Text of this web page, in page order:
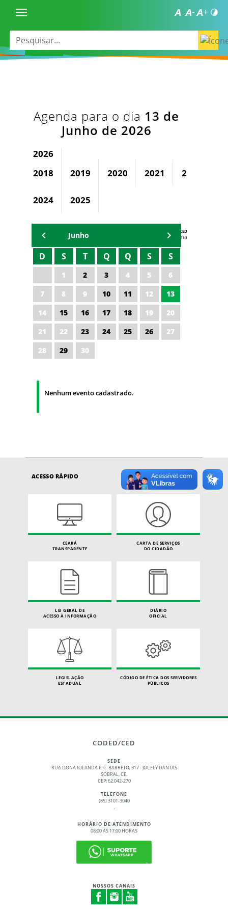
Agenda para o dia 13 de
Junho de 2026
2026
2018
2019 2020 2021 2022
2024 2025
AGENDA DA CODED/CED
Vagna Lima
Junho
D S T Q Q S S
1 2 3 4 5
6
7
8 9 10 11 12
13
14
15 16 17 18 19
20
21
22 23 24 25 26
27
28
29 30
Nenhum evento cadastrado.
ACESSO RÁPIDO
CEARÁ
TRANSPARENTE
CARTA DE SERVIÇOS
DO CIDADÃO
LEI GERAL DE
ACESSO À INFORMAÇÃO
DIÁRIO
OFICIAL
LEGISLAÇÃO
ESTADUAL
CÓDIGO DE ÉTICA DOS SERVIDORES
PÚBLICOS
CODED/CED
SEDE
RUA DONA IOLANDA P. C. BARRETO, 317 - JOCELY DANTAS
SOBRAL, CE.
CEP: 62.042-270
TELEFONE
(85) 3101-3040
.
HORÁRIO DE ATENDIMENTO
08:00 ÀS 17:00 HORAS
NOSSOS CANAIS